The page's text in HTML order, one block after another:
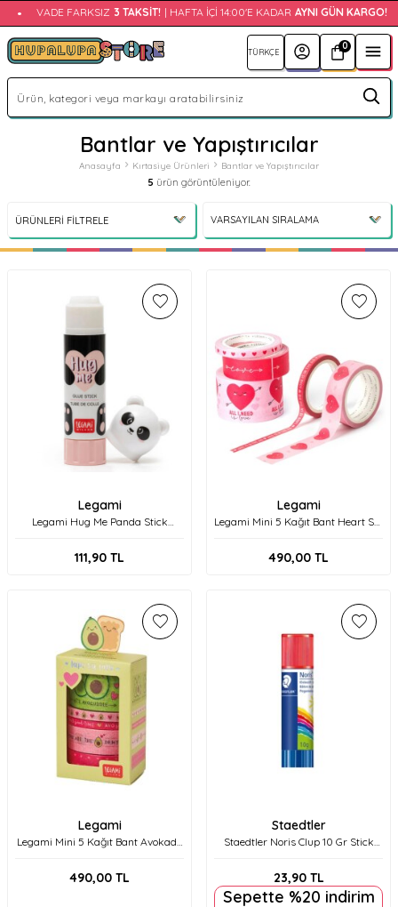
VADE FARKSIZ 3 TAKSIT! | HAFTA İÇI 14:00'E KADAR AYNI GÜN KARGO!
0
Bantlar ve Yapıştırıcılar
Anasayfa Kırtasiye Ürünleri Bantlar ve Yapıştırıcılar
5 ürün görüntüleniyor.
ÜRÜNLERI FILTRELE
Legami
Legami Hug Me Panda Stick
111,90 TL
Legami
Legami Mini 5 Kağıt Bant Heart Set
490,00 TL
Legami
Legami Mini 5 Kağıt Bant Avokado
490,00 TL
Staedtler
Staedtler Noris Clup 10 Gr Stick
23,90TL
Sepette %20 indirim